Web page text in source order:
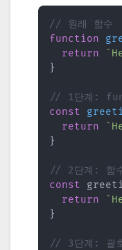
// 원래 함수
function
return
`
}
// 1단계:
const
return
`
}
// 2단계: 함
const
return
`
}
// 3단계: 괄